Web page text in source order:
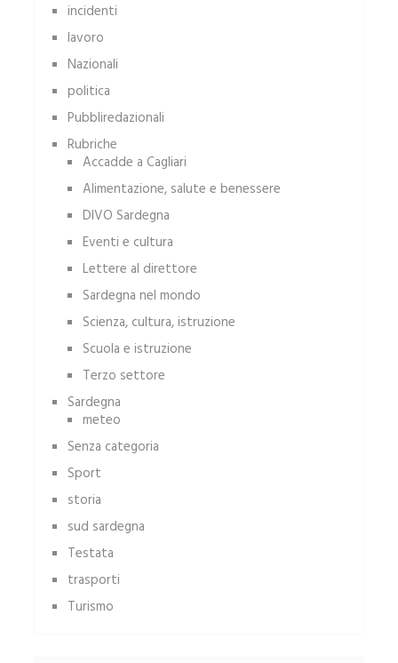
incidenti
lavoro
Nazionali
politica
Pubbliredazionali
Rubriche
Accadde a Cagliari
Alimentazione, salute e benessere
DIVO Sardegna
Eventi e cultura
Lettere al direttore
Sardegna nel mondo
Scienza, cultura, istruzione
Scuola e istruzione
Terzo settore
Sardegna
meteo
Senza categoria
Sport
storia
sud sardegna
Testata
trasporti
Turismo